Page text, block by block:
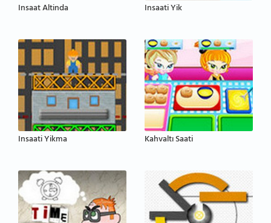
Insaat Altinda Insaati Yik
Insaati Yikma Kahvaltı Saati